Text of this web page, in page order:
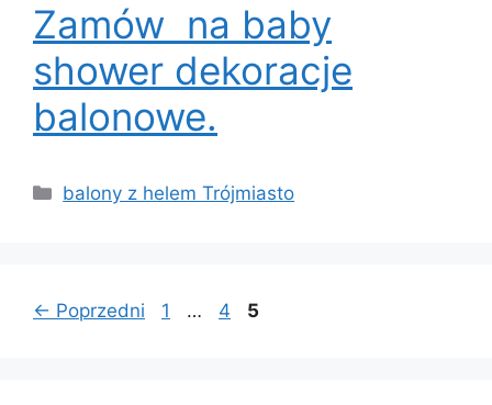
Zamów na baby
shower dekoracje
balonowe.
Kategorie
balony z helem Trójmiasto
← Poprzedni Strona
1 … Strona
4 Strona
5